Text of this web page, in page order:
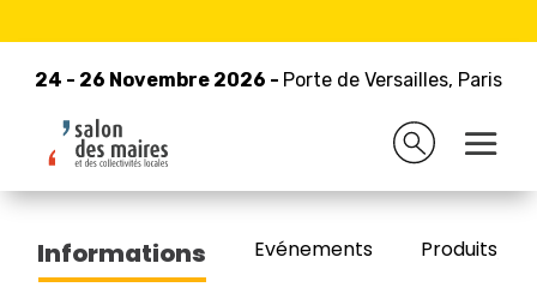
24 - 26 Novembre 2026 - Porte de Versailles, Paris
24 - 26 Novembre 2026 - Porte de Versailles, Paris
Retour à la liste des exposants
BARRIERES BAAVA
Informations Evénements Produits/